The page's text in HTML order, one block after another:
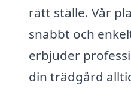
rätt ställe. Vår
snabbt och
erbjuder
din trädgård